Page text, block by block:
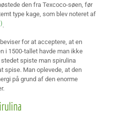
den fra Texcoco-søen, før
type kage, som blev noteret af
.
for at acceptere, at en
i 1500-tallet havde man ikke
spiste man spirulina
spise. Man oplevede, at den
på grund af den enorme